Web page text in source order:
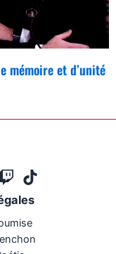
mémoire et d’unité